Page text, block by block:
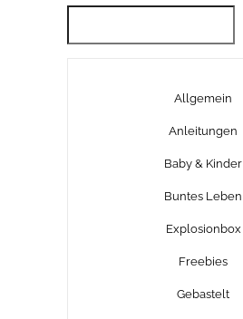
Allgemein
Anleitungen
Baby & Kinder
Buntes Leben
Explosionbox
Freebies
Gebastelt